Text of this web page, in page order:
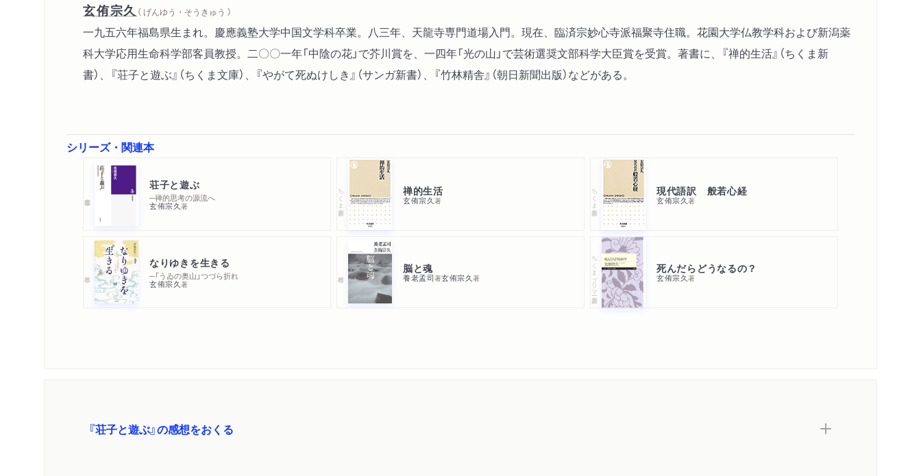
玄侑宗久 （ げんゆう・そうきゅう ）
一九五六年福島県生まれ。慶應義塾大学中国文学科卒業。八三年、天龍寺専門道場入門。現在、臨済宗妙心寺派福聚寺住職。花園大学仏教学科および新潟薬
科大学応用生命科学部客員教授。二〇〇一年「中陰の花」で芥川賞を、一四年「光の山」で芸術選奨文部科学大臣賞を受賞。著書に、『禅的生活』（ちくま新
書）、『荘子と遊ぶ』（ちくま文庫）、『やがて死ぬけしき』（サンガ新書）、『竹林精舎』（朝日新聞出版）などがある。
シリーズ・関連本
荘子と遊ぶ
─禅的思考の源流へ
玄侑宗久著
ちくま新書 禅的生活
玄侑宗久著 ちくま新書 現代語訳 般若心経
玄侑宗久著
なりゆきを生きる
─「うゐの奥山」つづら折れ
玄侑宗久著
脳と魂
養老孟司著玄侑宗久著 ちくまプリマー新書 死んだらどうなるの？
玄侑宗久著
『荘子と遊ぶ』の感想をおくる